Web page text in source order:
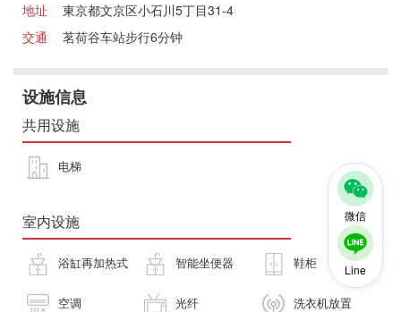
微信
Line
地址
東京都文京区小石川5丁目31-4
交通
茗荷谷车站步行6分钟
设施信息
共用设施
电梯
室内设施
浴缸再加热式 智能坐便器 鞋柜
空调 光纤 洗衣机放置